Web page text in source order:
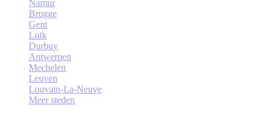
Namur
Brugge
Gent
Luik
Durbuy
Antwerpen
Mechelen
Leuven
Louvain-La-Neuve
Meer steden